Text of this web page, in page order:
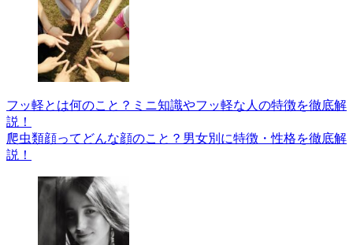
フッ軽とは何のこと？ミニ知識やフッ軽な人の特徴を徹底解
説！
爬虫類顔ってどんな顔のこと？男女別に特徴・性格を徹底解
説！